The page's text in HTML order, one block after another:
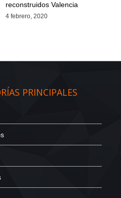
reconstruidos Valencia
4 febrero, 2020
PRINCIPALES